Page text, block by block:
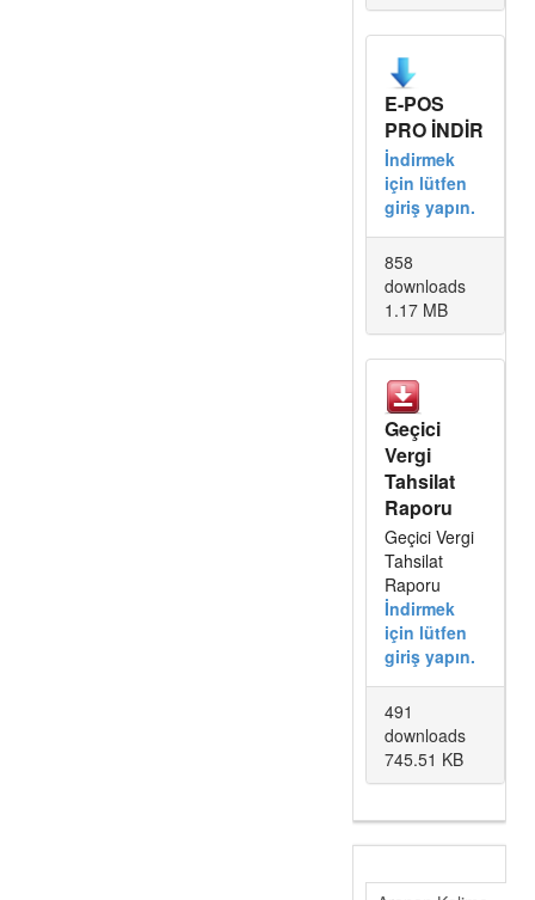
E-POS
PRO İNDİR
İndirmek
için lütfen
giriş yapın.
858
downloads
1.17 MB
Geçici
Vergi
Tahsilat
Raporu
Geçici Vergi
Tahsilat
Raporu
İndirmek
için lütfen
giriş yapın.
491
downloads
745.51 KB